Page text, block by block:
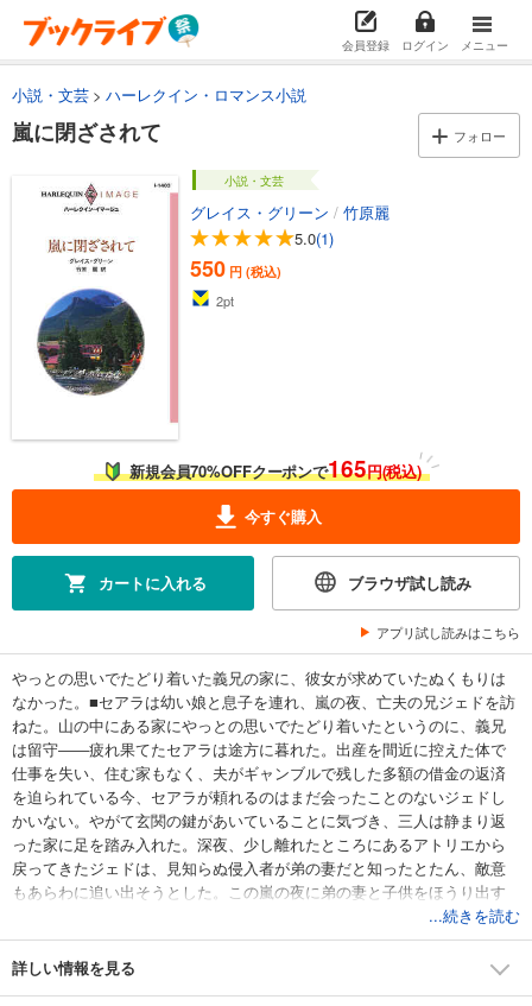
会員登録 ログイン メニュー
小説・文芸 ハーレクイン・ロマンス小説
嵐に閉ざされて フォロー
小説・文芸
グレイス・グリーン / 竹原麗
5.0(1)
550 円 (税込)
2pt
新規会員70%OFFクーポンで165円(税込)
今すぐ購入
カートに入れる ブラウザ試し読み
アプリ試し読みはこちら
やっとの思いでたどり着いた義兄の家に、彼女が求めていたぬくもりは
なかった。■セアラは幼い娘と息子を連れ、嵐の夜、亡夫の兄ジェドを訪
ねた。山の中にある家にやっとの思いでたどり着いたというのに、義兄
は留守――疲れ果てたセアラは途方に暮れた。出産を間近に控えた体で
仕事を失い、住む家もなく、夫がギャンブルで残した多額の借金の返済
を迫られている今、セアラが頼れるのはまだ会ったことのないジェドし
かいない。やがて玄関の鍵があいていることに気づき、三人は静まり返
った家に足を踏み入れた。深夜、少し離れたところにあるアトリエから
戻ってきたジェドは、見知らぬ侵入者が弟の妻だと知ったとたん、敵意
もあらわに追い出そうとした。この嵐の夜に弟の妻と子供をほうり出す
...続きを読む
詳しい情報を見る